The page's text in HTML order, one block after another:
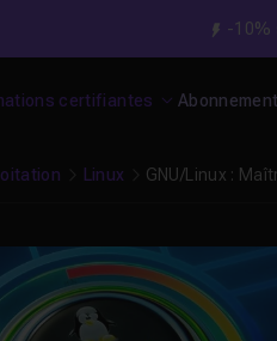
-10%
certifiantes
Linux GNU/Linux :